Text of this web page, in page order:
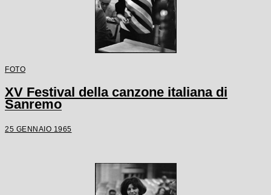
FOTO
XV Festival della canzone italiana di
Sanremo
25 GENNAIO 1965